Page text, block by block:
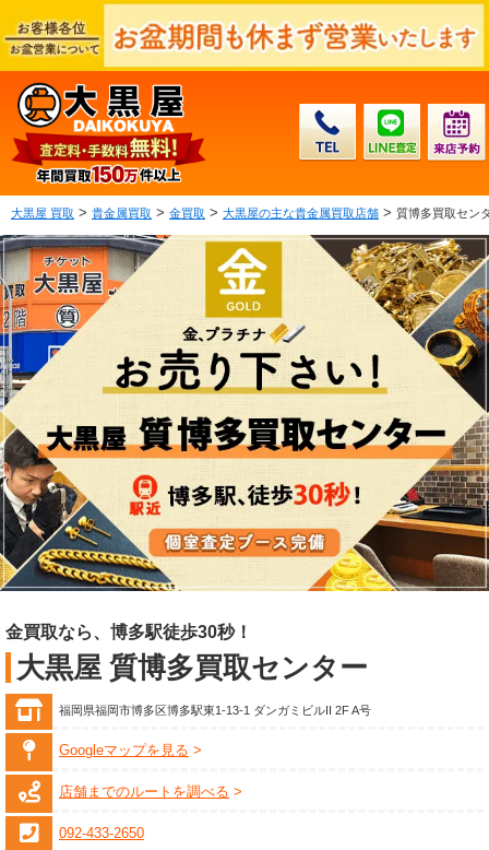
大黒屋 買取 > 貴金属買取 > 金買取 > 大黒屋の主な貴金属買取店舗 > 質博多買取セン
金買取なら、博多駅徒歩30秒！
大黒屋 質博多買取センター
福岡県福岡市博多区博多駅東1-13-1 ダンガミビルII 2F A号
Googleマップを見る
店舗までのルートを調べる
092-433-2650